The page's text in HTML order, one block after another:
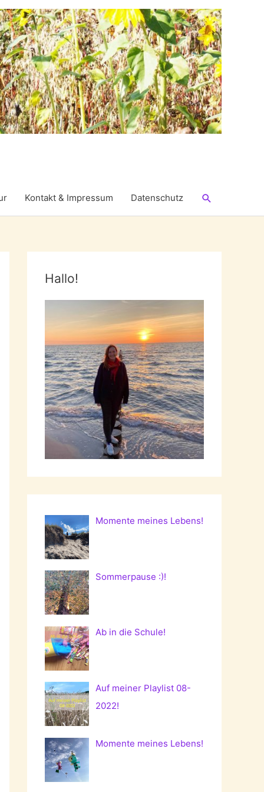
Kontakt & Impressum Datenschutz Suchen
Hallo!
Momente meines Lebens!
Sommerpause :)!
Ab in die Schule!
Auf meiner Playlist 08-
2022!
Momente meines Lebens!